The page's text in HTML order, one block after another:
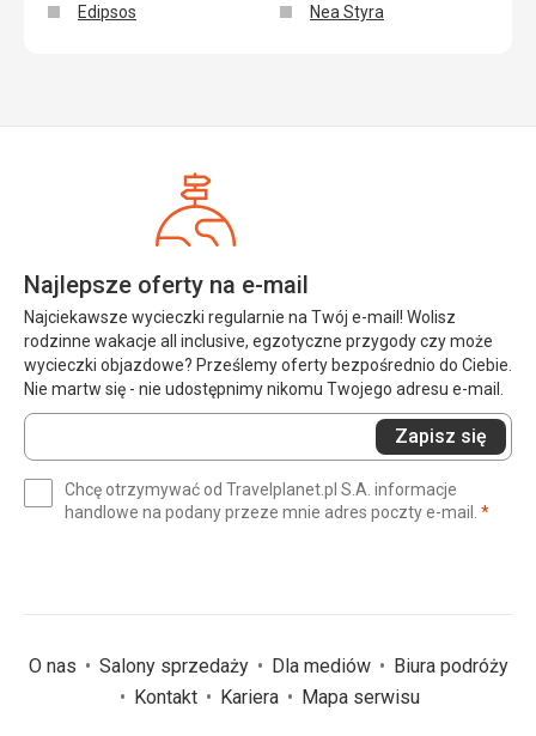
Edipsos
Nea Styra
Najlepsze oferty na e-mail
Najciekawsze wycieczki regularnie na Twój e-mail! Wolisz
rodzinne wakacje all inclusive, egzotyczne przygody czy może
wycieczki objazdowe? Prześlemy oferty bezpośrednio do Ciebie.
Nie martw się - nie udostępnimy nikomu Twojego adresu e-mail.
Wprowadź
(wymagane)
Zapisz się
Chcę otrzymywać od Travelplanet.pl S.A. informacje
handlowe na podany przeze mnie adres poczty e-mail. *
O nas Salony sprzedaży Dla mediów
Biura podróży
Kontakt
Kariera Mapa serwisu